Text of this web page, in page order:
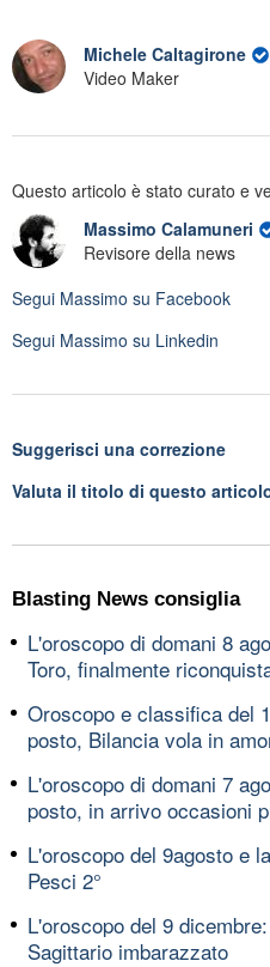
Michele Caltagirone
Video Maker
Questo articolo è stato curato e
Massimo Calamuneri
Revisore della news
Segui Massimo su Facebook
Segui Massimo su Linkedin
Suggerisci una correzione
Valuta il titolo di questo
Blasting News consiglia
L'oroscopo di domani 8
Toro, finalmente
Oroscopo e classifica del
posto, Bilancia vola in
L'oroscopo di domani 7
posto, in arrivo occasioni
L'oroscopo del 9agosto e
Pesci 2°
L'oroscopo del 9
Sagittario imbarazzato